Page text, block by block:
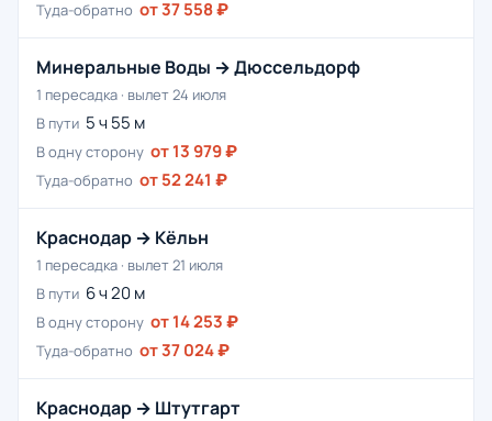
Туда-обратно от 37 558 ₽
Минеральные Воды → Дюссельдорф
1 пересадка · вылет 24 июля
В пути 5 ч 55 м
В одну сторону от 13 979 ₽
Туда-обратно от 52 241 ₽
Краснодар → Кёльн
1 пересадка · вылет 21 июля
В пути 6 ч 20 м
В одну сторону от 14 253 ₽
Туда-обратно от 37 024 ₽
Краснодар → Штутгарт